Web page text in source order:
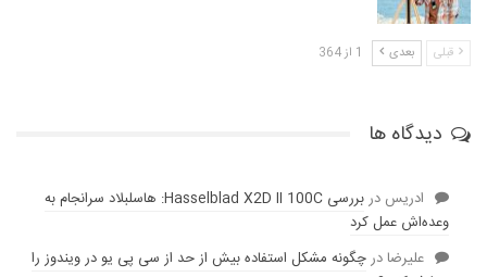
قبلی بعدی 1 از 364
دیدگاه ها
ادریس در
بررسی Hasselblad X2D II 100C: هاسلبلاد سرانجام به
وعده‌‌اش عمل کرد
عليرضادرچگونه مشکل استفاده بیش از حد از سی پی یو در ویندوز را